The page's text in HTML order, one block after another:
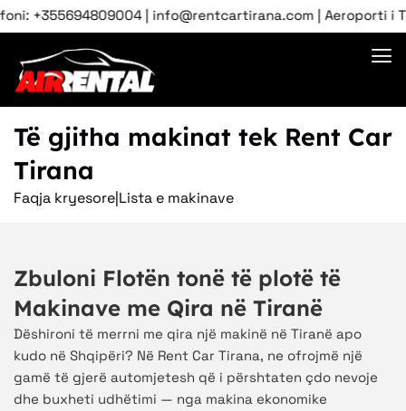
| info@rentcartirana.com | Aeroporti i Tiranës, Shqipëri | Pa
Të gjitha makinat tek Rent Car
Tirana
Faqja kryesore Lista e makinave
Zbuloni Flotën tonë të plotë të
Makinave me Qira në Tiranë
Dëshironi të merrni me qira një makinë në Tiranë apo
kudo në Shqipëri? Në Rent Car Tirana, ne ofrojmë një
gamë të gjerë automjetesh që i përshtaten çdo nevoje
dhe buxheti udhëtimi — nga makina ekonomike